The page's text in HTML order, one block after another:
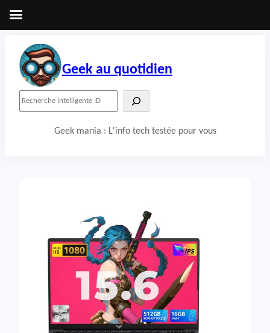
contenu
Geek au quotidien
Geek mania : L'info tech testée pour vous